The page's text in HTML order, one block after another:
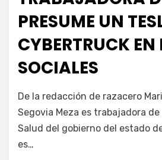
PRESUME UN
CYBERTRUCK EN
SOCIALES
por Fernando Miranda Servín
De la redacción de razacero
Segovia Meza es trabajadora
Salud del gobierno del estado
es…